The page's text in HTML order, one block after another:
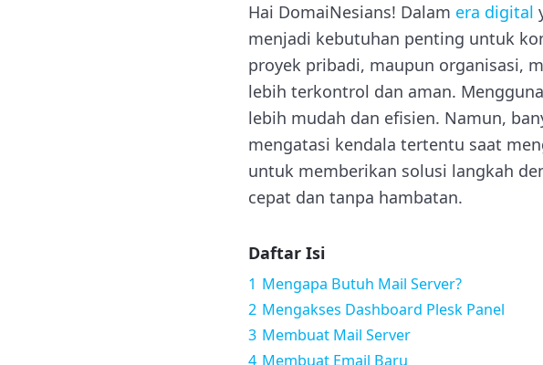
Hai DomaiNesians! Dalam era digital
menjadi kebutuhan penting untuk
proyek pribadi, maupun organisasi,
lebih terkontrol dan aman.
lebih mudah dan efisien. Namun,
mengatasi kendala tertentu saat
untuk memberikan solusi langkah
cepat dan tanpa hambatan.
Daftar Isi
1 Mengapa Butuh Mail Server?
2 Mengakses Dashboard Plesk Panel
3 Membuat Mail Server
4 Membuat Email Baru